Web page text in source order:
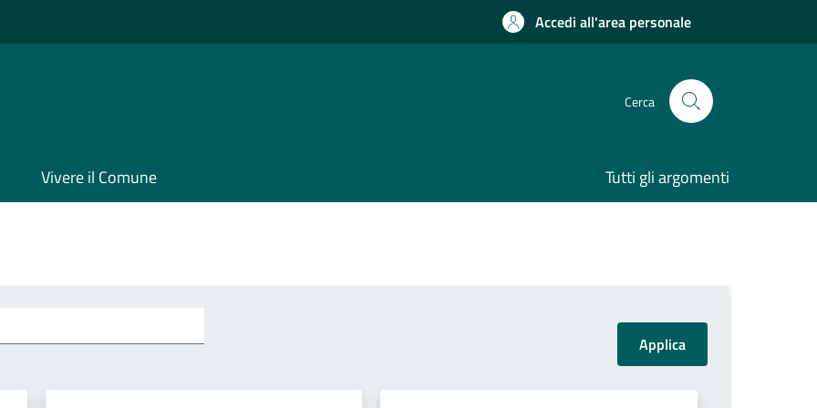
Accedi all'area personale
Cerca
Vivere il Comune Tutti gli argomenti